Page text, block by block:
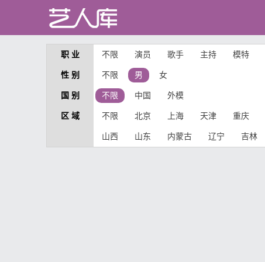
职 业 不限 演员 歌手 主持 模特
性 别 不限 男 女
国 别 不限 中国 外模
区 域 不限 北京 上海 天津 重庆
山西 山东 内蒙古 辽宁 吉林